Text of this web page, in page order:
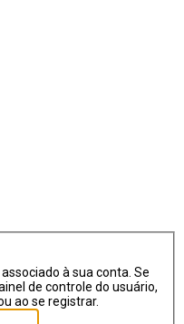
à sua conta. Se
de controle do usuário,
ao se registrar.